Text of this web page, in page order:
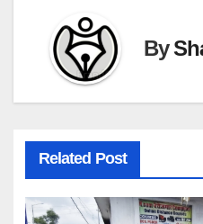
By
Related Post